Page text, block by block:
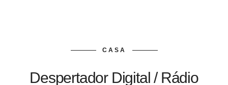
CASA
Despertador Digital / Rádio